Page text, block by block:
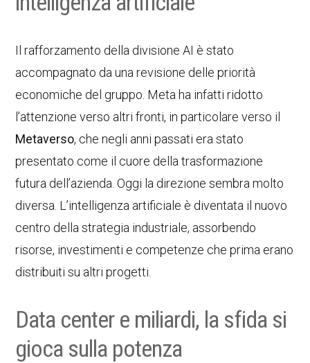
Il rafforzamento della divisione AI è stato
accompagnato da una revisione delle priorità
economiche del gruppo. Meta ha infatti ridotto
l’attenzione verso altri fronti, in particolare verso il
Metaverso, che negli anni passati era stato
presentato come il cuore della trasformazione
futura dell’azienda. Oggi la direzione sembra molto
diversa. L’intelligenza artificiale è diventata il nuovo
centro della strategia industriale, assorbendo
risorse, investimenti e competenze che prima erano
distribuiti su altri progetti.
Data center e miliardi, la sfida si
gioca sulla potenza